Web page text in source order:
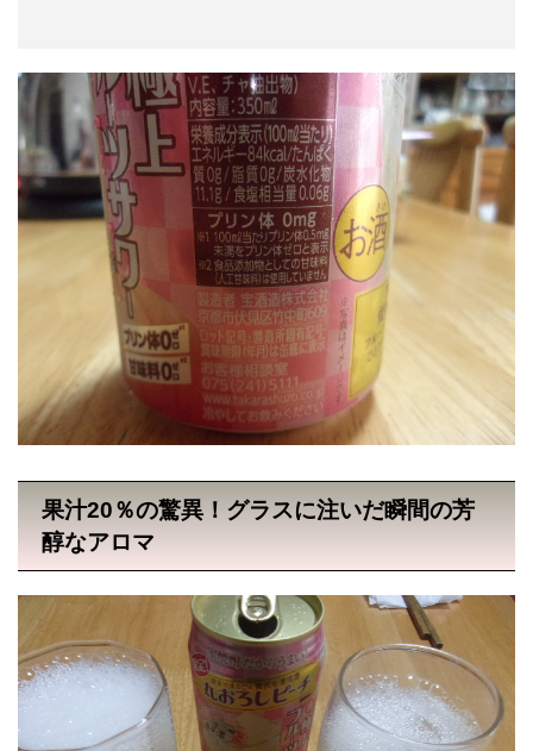
果汁20％の驚異！グラスに注いだ瞬間の芳
醇なアロマ